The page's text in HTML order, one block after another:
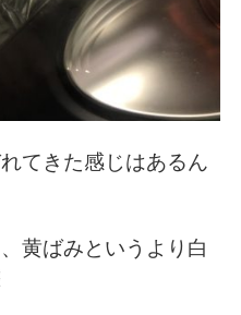
てきた感じはあるん
黄ばみというより白